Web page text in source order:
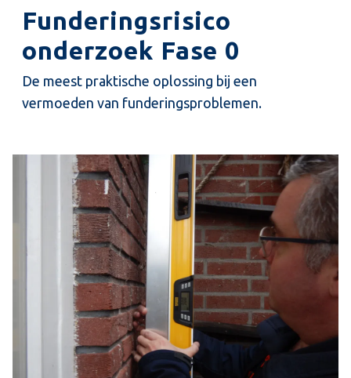
Funderingsrisico
onderzoek Fase 0
De meest praktische oplossing bij een
vermoeden van funderingsproblemen.